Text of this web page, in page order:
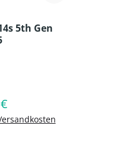
5th Gen